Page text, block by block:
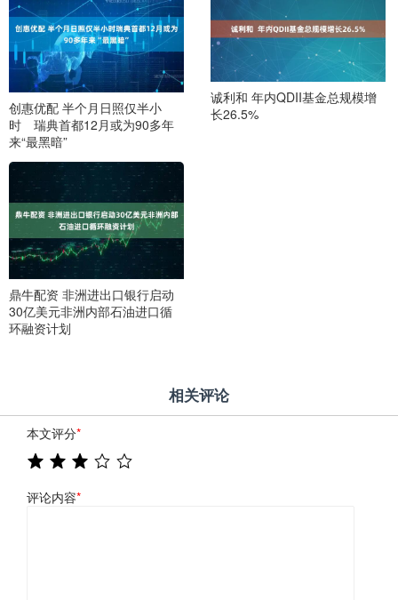
创惠优配 半个月日照仅半小
时 瑞典首都12月或为90多年
来“最黑暗”
诚利和 年内QDII基金总规模增
长26.5%
鼎牛配资 非洲进出口银行启动
30亿美元非洲内部石油进口循
环融资计划
相关评论
本文评分*
评论内容*